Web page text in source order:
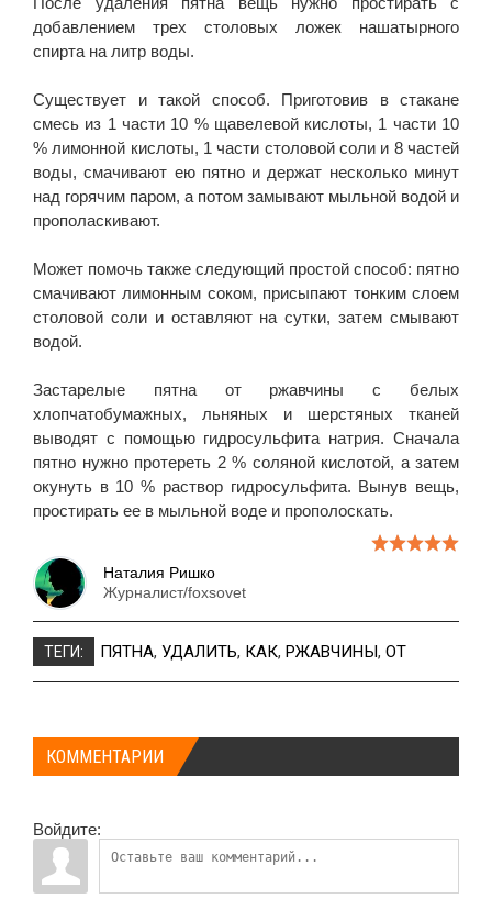
добавлением трех столовых ложек нашатырного
спирта на литр воды.
Существует и такой способ. Приготовив в стакане
смесь из 1 части 10 % щавелевой кислоты, 1 части 10
% лимонной кислоты, 1 части столовой соли и 8 частей
воды, смачивают ею пятно и держат несколько минут
над горячим паром, а потом замывают мыльной водой и
прополаскивают.
Может помочь также следующий простой способ: пятно
смачивают лимонным соком, присыпают тонким слоем
столовой соли и оставляют на сутки, затем смывают
водой.
Застарелые пятна от ржавчины с белых
хлопчатобумажных, льняных и шерстяных тканей
выводят с помощью гидросульфита натрия. Сначала
пятно нужно протереть 2 % соляной кислотой, а затем
окунуть в 10 % раствор гидросульфита. Вынув вещь,
простирать ее в мыльной воде и прополоскать.
Наталия Ришко
Журналист/foxsovet
ТЕГИ: ПЯТНА, УДАЛИТЬ, КАК, РЖАВЧИНЫ, ОТ
КОММЕНТАРИИ
Войдите: